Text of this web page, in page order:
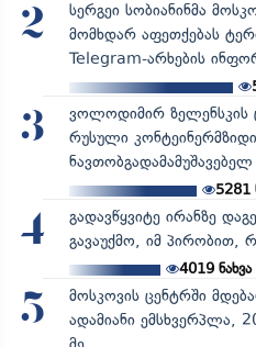
2
სერგეი სობიანინმა
მომხდარ აფეთქებას
Telegram-არხების
3
ვოლოდიმირ ზელენსკის
რუსული
5281
4
გადავწყვიტე ირანზე
გავაუქმო, იმ პირობით,
4019ნახვა
5
მოსკოვის ცენტრში
ადამიანი ემსხვერპლა,